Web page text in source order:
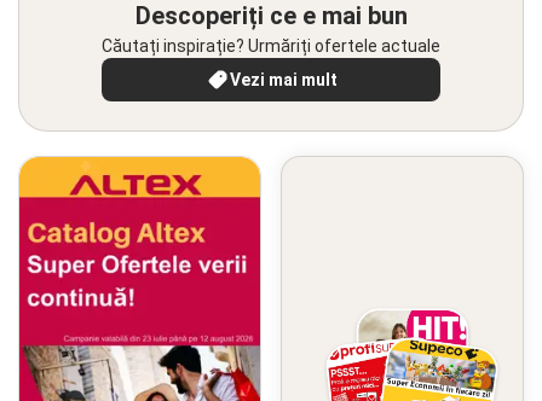
Descoperiți ce e mai bun
Căutați inspirație? Urmăriți ofertele actuale
Vezi mai mult